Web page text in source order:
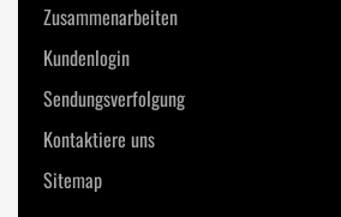
Zusammenarbeiten
Kundenlogin
Sendungsverfolgung
Kontaktiere uns
Sitemap